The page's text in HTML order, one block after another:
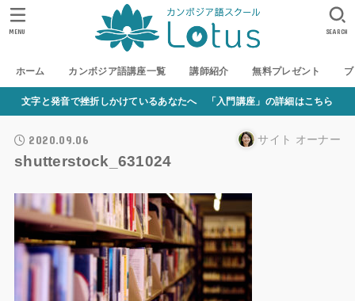
ホーム カンボジア語講座一覧 講師紹介 無料プレゼント
SEARCH
MENU
文字と発音で挫折しかけているあなたへ 「入門講座」の詳細はこちら
2020.09.06 サイト オーナー
shutterstock_631024